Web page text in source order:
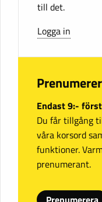
till det.
Logga in
Endast 9:-
Du får tillgång
våra korsord
funktioner.
prenumerant.